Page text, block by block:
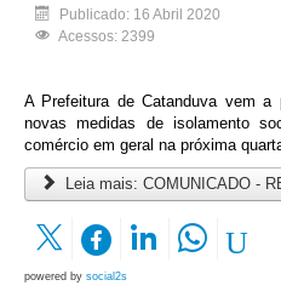
Publicado: 16 Abril 2020
Acessos: 2399
A Prefeitura de Catanduva vem a
novas medidas de isolamento
comércio em geral na próxima
Leia mais: COMUNICADO -
powered by social2s